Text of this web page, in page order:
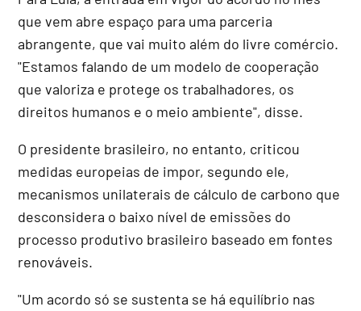
que vem abre espaço para uma parceria
abrangente, que vai muito além do livre comércio.
"Estamos falando de um modelo de cooperação
que valoriza e protege os trabalhadores, os
direitos humanos e o meio ambiente", disse.
O presidente brasileiro, no entanto, criticou
medidas europeias de impor, segundo ele,
mecanismos unilaterais de cálculo de carbono que
desconsidera o baixo nível de emissões do
processo produtivo brasileiro baseado em fontes
renováveis.
"Um acordo só se sustenta se há equilíbrio nas